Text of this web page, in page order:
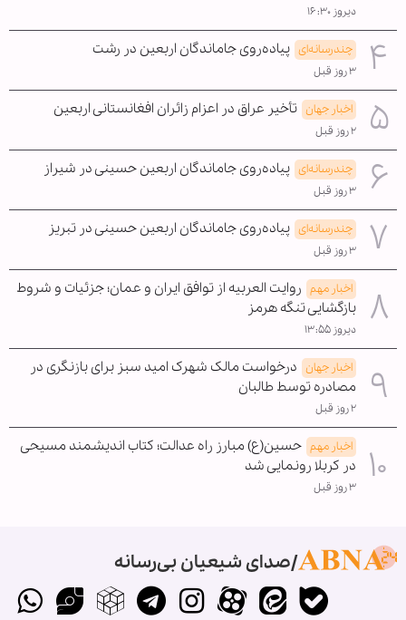
دیروز ۱۶:۳۰
چندرسانه‌ای پیاده‌روی جاماندگان اربعین در رشت
۳ روز قبل
اخبار جهان تأخیر عراق در اعزام زائران افغانستانی اربعین
۲ روز قبل
چندرسانه‌ای پیاده‌روی جاماندگان اربعین حسینی در شیراز
۳ روز قبل
چندرسانه‌ای پیاده‌روی جاماندگان اربعین حسینی در تبریز
۳ روز قبل
اخبار مهم روایت العربیه از توافق ایران و عمان؛ جزئیات و شروط
بازگشایی تنگه هرمز
دیروز ۱۳:۵۵
اخبار جهان درخواست مالک شهرک امید سبز برای بازنگری در
مصادره توسط طالبان
۲ روز قبل
اخبار مهم حسین(ع) مبارز راه عدالت؛ کتاب اندیشمند مسیحی
در کربلا رونمایی شد
۳ روز قبل
صدای شیعیان بی‌رسانه